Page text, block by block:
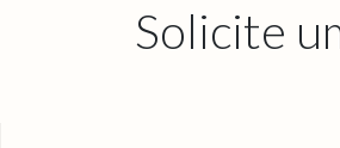
Solicite